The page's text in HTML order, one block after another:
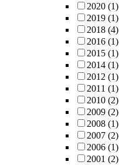
2020 (1)
2019 (1)
2018 (4)
2016 (1)
2015 (1)
2014 (1)
2012 (1)
2011 (1)
2010 (2)
2009 (2)
2008 (1)
2007 (2)
2006 (1)
2001 (2)